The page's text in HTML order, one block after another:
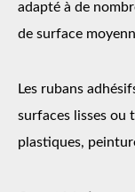
adapté à de
de surface
Les rubans
surfaces lisses ou
plastiques,